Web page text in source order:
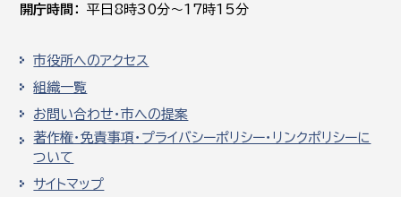
開庁時間
平日8時30分～17時15分
市役所へのアクセス
組織一覧
お問い合わせ・市への提案
著作権・免責事項・プライバシーポリシー・リンクポリシーに
ついて
サイトマップ